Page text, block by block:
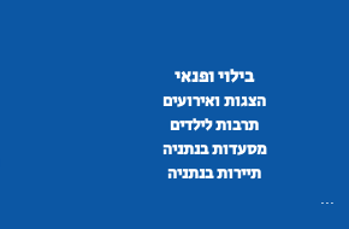
בילוי ופנאי
הצגות ואירועים
תרבות לילדים
מסעדות בנתניה
תיירות בנתניה
...